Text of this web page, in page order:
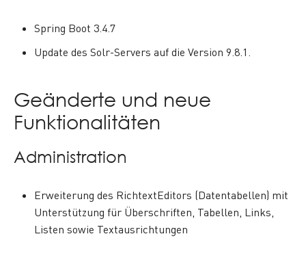
Spring Boot 3.4.7
Update des Solr-Servers auf die Version 9.8.1.
Geänderte und neue
Funktionalitäten
Administration
Erweiterung des RichtextEditors (Datentabellen) mit
Unterstützung für Überschriften, Tabellen, Links,
Listen sowie Textausrichtungen